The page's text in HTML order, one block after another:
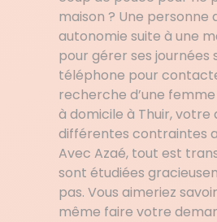
maison ? Une
autonomie suite à une
pour gérer ses journées
téléphone pour
recherche d’une
à domicile à Thuir,
différentes contraintes
Avec Azaé, tout est
sont étudiées
pas. Vous aimeriez
même faire votre